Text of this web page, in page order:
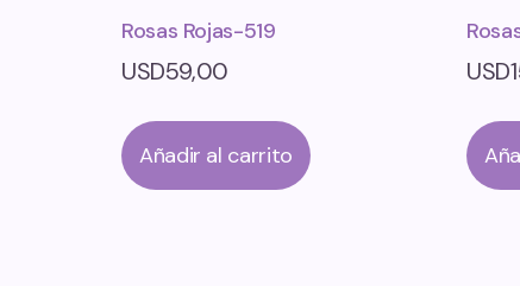
Rosas Rojas-519
USD59,00
Añadir al carrito
USD